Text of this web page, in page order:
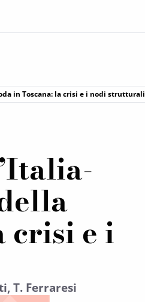
in Toscana: la crisi e i nodi strutturali
crisi e i
T. Ferraresi